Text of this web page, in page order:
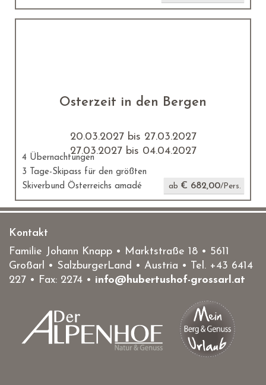
Osterzeit in den Bergen
20.03.2027 bis 27.03.2027
27.03.2027 bis 04.04.2027
4 Übernachtungen
3 Tage-Skipass für den größten
Skiverbund Österreichs amadé
ab € 682,00/Pers.
Kontakt
Familie Johann Knapp • Marktstraße 18 • 5611
Großarl • SalzburgerLand • Austria • Tel. +43 6414
227 • Fax: 2274 • info@hubertushof-grossarl.at